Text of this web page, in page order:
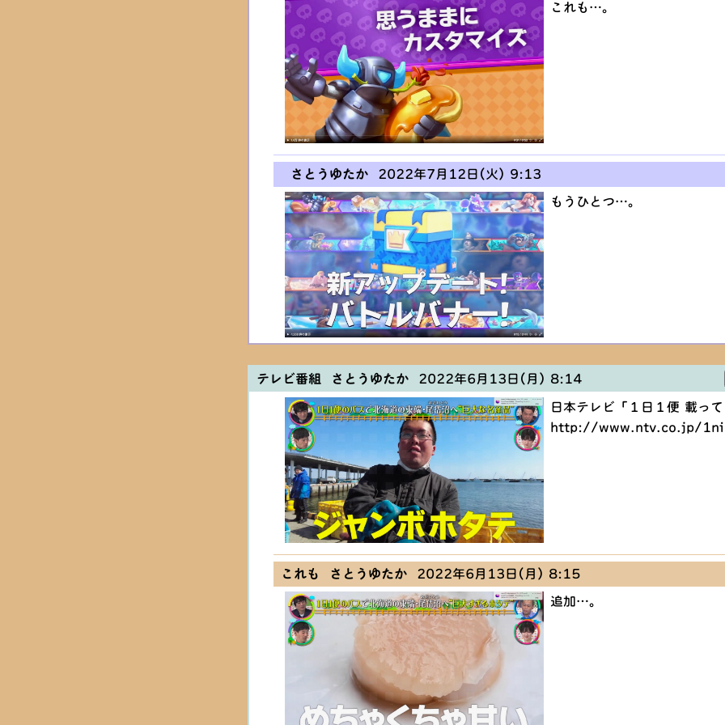
これも…。
さとうゆたか 2022年7月12日(火) 9:13
もうひとつ…。
テレビ番組 さとうゆたか2022年6月13日(月) 8:14
日本テレビ「１日１便 載っ
http://www.ntv.co.jp/
これも さとうゆたか 2022年6月13日(月) 8:15
追加…。